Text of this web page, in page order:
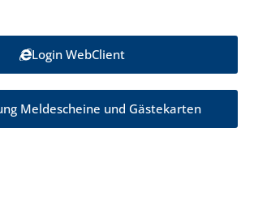
Login WebClient
Meldescheine und Gästekarten